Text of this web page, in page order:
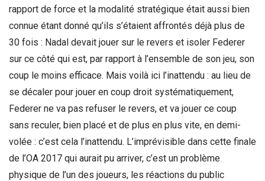
rapport de force et la modalité stratégique était aussi bien
connue étant donné qu’ils s’étaient affrontés déjà plus de
30 fois : Nadal devait jouer sur le revers et isoler Federer
sur ce côté qui est, par rapport à l’ensemble de son jeu, son
coup le moins efficace. Mais voilà ici l’inattendu : au lieu de
se décaler pour jouer en coup droit systématiquement,
Federer ne va pas refuser le revers, et va jouer ce coup
sans reculer, bien placé et de plus en plus vite, en demi-
volée : c’est cela l’inattendu. L’imprévisible dans cette finale
de l’OA 2017 qui aurait pu arriver, c’est un problème
physique de l’un des joueurs, les réactions du public